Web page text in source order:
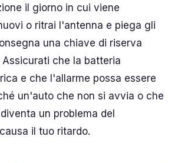
il giorno in cui viene
o ritrai l'antenna e piega gli
una chiave di riserva
che la batteria
e che l'allarme possa essere
un'auto che non si avvia o che
un problema del
il tuo ritardo.